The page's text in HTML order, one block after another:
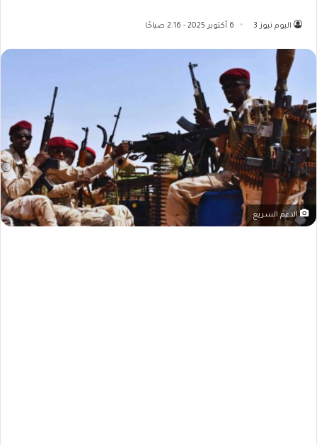
اليوم نيوز 3 6 أكتوبر 2025 - 2:16 صباحًا
الدعم السريع